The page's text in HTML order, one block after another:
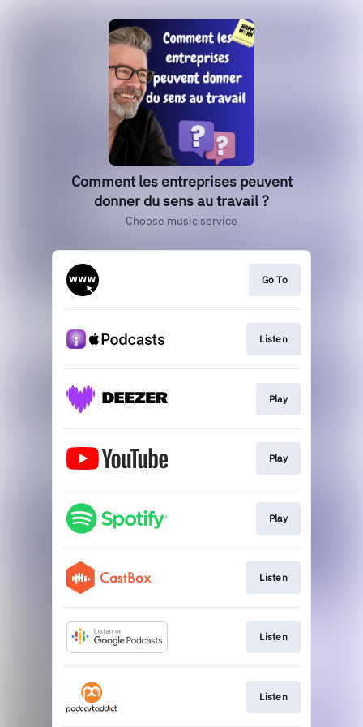
Comment les entreprises peuvent
donner du sens au travail ?
Choose music service
Go To
Listen
Play
Play
Play
Listen
Listen
Listen